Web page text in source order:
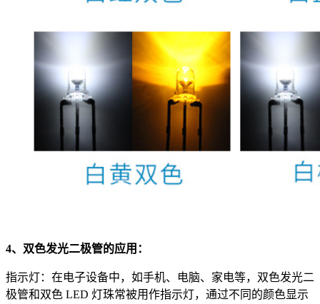
4、双色发光二极管的应用：
指示灯：在电子设备中，如手机、电脑、家电等，双色发光二
极管和双色 LED 灯珠常被用作指示灯，通过不同的颜色显示